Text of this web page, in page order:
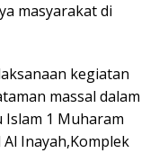
masyarakat di
kegiatan
massal dalam
1 Muharam
Inayah,Komplek